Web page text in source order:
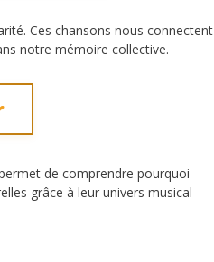
Ces chansons nous connectent
notre mémoire collective.
de comprendre pourquoi
grâce à leur univers musical